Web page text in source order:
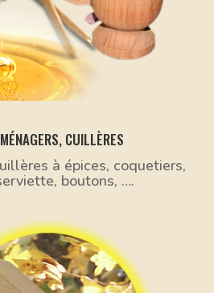
CUILLÈRES
à épices, coquetiers,
boutons, ….